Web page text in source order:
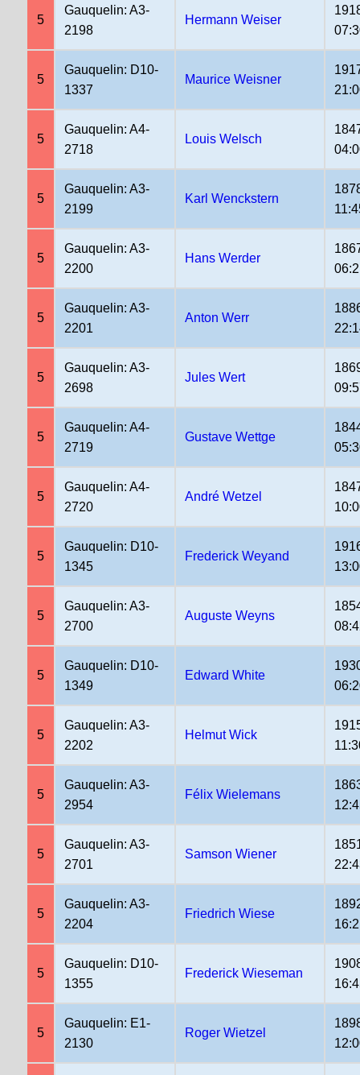
5
Gauquelin: A3-
2198
Hermann Weiser
5
Gauquelin: D10-
1337
Maurice Weisner
5
Gauquelin: A4-
2718
Louis Welsch
5
Gauquelin: A3-
2199
Karl Wenckstern
5
Gauquelin: A3-
2200
Hans Werder
5
Gauquelin: A3-
2201
Anton Werr
5
Gauquelin: A3-
2698
Jules Wert
5
Gauquelin: A4-
2719
Gustave Wettge
5
Gauquelin: A4-
2720
André Wetzel
5
Gauquelin: D10-
1345
Frederick Weyand
5
Gauquelin: A3-
2700
Auguste Weyns
5
Gauquelin: D10-
1349
Edward White
5
Gauquelin: A3-
2202
Helmut Wick
5
Gauquelin: A3-
2954
Félix Wielemans
5
Gauquelin: A3-
2701
Samson Wiener
5
Gauquelin: A3-
2204
Friedrich Wiese
5
Gauquelin: D10-
1355
Frederick Wieseman
5
Gauquelin: E1-
2130
Roger Wietzel